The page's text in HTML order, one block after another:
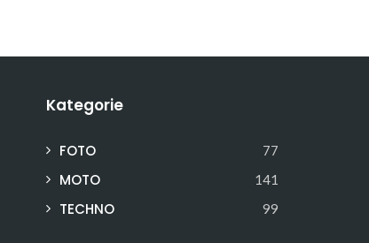
Kategorie
FOTO 77
MOTO 141
TECHNO 99